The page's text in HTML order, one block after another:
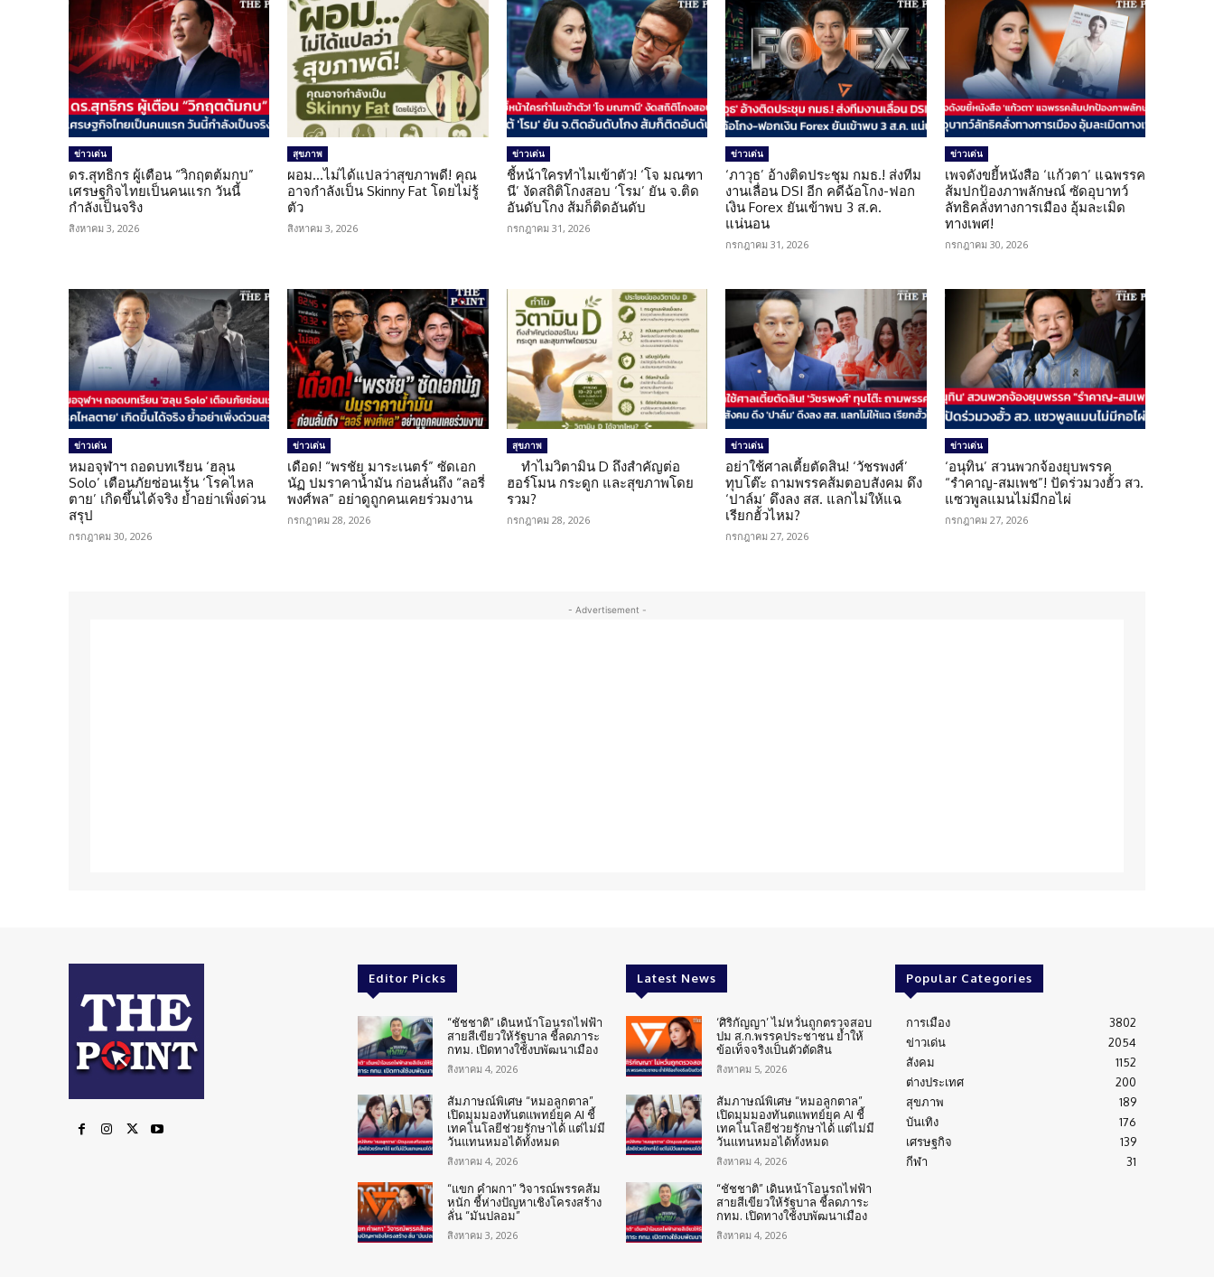
ข่าวเด่น
ดร.สุทธิกร ผู้เตือน “วิกฤตต้มกบ”
เศรษฐกิจไทยเป็นคนแรก วันนี้
กำลังเป็นจริง
สิงหาคม 3, 2026
สุขภาพ
ผอม…ไม่ได้แปลว่าสุขภาพดี! คุณ
อาจกำลังเป็น Skinny Fat โดยไม่รู้
ตัว
สิงหาคม 3, 2026
ข่าวเด่น
ชี้หน้าใครทำไมเข้าตัว! ‘โจ มณฑา
นี’ งัดสถิติโกงสอบ ‘โรม’ ยัน จ.ติด
อันดับโกง ส้มก็ติดอันดับ
กรกฎาคม 31, 2026
ข่าวเด่น
‘ภาวุธ’ อ้างติดประชุม กมธ.! ส่งทีม
งานเลื่อน DSI อีก คดีฉ้อโกง-ฟอก
เงิน Forex ยันเข้าพบ 3 ส.ค.
แน่นอน
กรกฎาคม 31, 2026
ข่าวเด่น
เพจดังขยี้หนังสือ ‘แก้วตา’ แฉพรรค
ส้มปกป้องภาพลักษณ์ ซัดอุบาทว์
ลัทธิคลั่งทางการเมือง อุ้มละเมิด
ทางเพศ!
กรกฎาคม 30, 2026
ข่าวเด่น
หมอจุฬาฯ ถอดบทเรียน ‘ฮลุน
Solo’ เตือนภัยซ่อนเร้น ‘โรคไหล
ตาย’ เกิดขึ้นได้จริง ย้ำอย่าเพิ่งด่วน
สรุป
กรกฎาคม 30, 2026
ข่าวเด่น
เดือด! “พรชัย มาระเนตร์” ซัดเอก
นัฏ ปมราคาน้ำมัน ก่อนลั่นถึง “ลอรี่
พงศ์พล” อย่าดูถูกคนเคยร่วมงาน
กรกฎาคม 28, 2026
สุขภาพ
ทำไมวิตามิน D ถึงสำคัญต่อ
ฮอร์โมน กระดูก และสุขภาพโดย
รวม?
กรกฎาคม 28, 2026
ข่าวเด่น
อย่าใช้ศาลเตี้ยตัดสิน! ‘วัชรพงศ์’
ทุบโต๊ะ ถามพรรคส้มตอบสังคม ดึง
‘ปาล์ม’ ดึงลง สส. แลกไม่ให้แฉ
เรียกฮั้วไหม?
กรกฎาคม 27, 2026
ข่าวเด่น
‘อนุทิน’ สวนพวกจ้องยุบพรรค
“รำคาญ-สมเพช”! ปัดร่วมวงฮั้ว สว.
แซวพูลแมนไม่มีกอไผ่
กรกฎาคม 27, 2026
- Advertisement -
Editor Picks
“ชัชชาติ” เดินหน้าโอนรถไฟฟ้า
สายสีเขียวให้รัฐบาล ชี้ลดภาระ
กทม. เปิดทางใช้งบพัฒนาเมือง
สิงหาคม 4, 2026
สัมภาษณ์พิเศษ “หมอลูกตาล”
เปิดมุมมองทันตแพทย์ยุค AI ชี้
เทคโนโลยีช่วยรักษาได้ แต่ไม่มี
วันแทนหมอได้ทั้งหมด
สิงหาคม 4, 2026
“แขก คำผกา” วิจารณ์พรรคส้ม
หนัก ชี้ห่างปัญหาเชิงโครงสร้าง
ลั่น “มันปลอม”
สิงหาคม 3, 2026
Latest News
‘ศิริกัญญา’ ไม่หวั่นถูกตรวจสอบ
ปม ส.ก.พรรคประชาชน ย้ำให้
ข้อเท็จจริงเป็นตัวตัดสิน
สิงหาคม 5, 2026
สัมภาษณ์พิเศษ “หมอลูกตาล”
เปิดมุมมองทันตแพทย์ยุค AI ชี้
เทคโนโลยีช่วยรักษาได้ แต่ไม่มี
วันแทนหมอได้ทั้งหมด
สิงหาคม 4, 2026
“ชัชชาติ” เดินหน้าโอนรถไฟฟ้า
สายสีเขียวให้รัฐบาล ชี้ลดภาระ
กทม. เปิดทางใช้งบพัฒนาเมือง
สิงหาคม 4, 2026
Popular Categories
การเมือง
3802
ข่าวเด่น
2054
สังคม
1152
ต่างประเทศ
200
สุขภาพ
189
บันเทิง
176
เศรษฐกิจ
139
กีฬา
31